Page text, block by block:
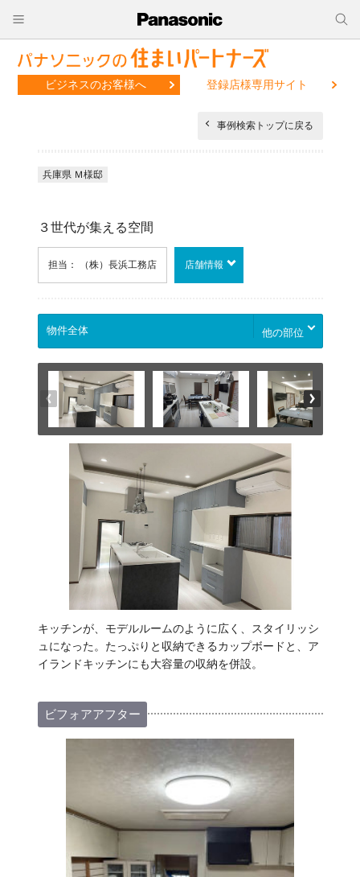
ビジネスのお客様へ 登録店様専用サイト
事例検索トップに戻る
兵庫県 Ｍ様邸
３世代が集える空間
担当： （株）長浜工務店 店舗情報
他の部位
キッチンが、モデルルームのように広く、スタイリッシ
ュになった。たっぷりと収納できるカップボードと、ア
イランドキッチンにも大容量の収納を併設。
ビフォアアフター